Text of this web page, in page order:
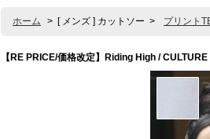
ホーム > [ メンズ ] カットソー > プリント
【RE PRICE/価格改定】Riding High /